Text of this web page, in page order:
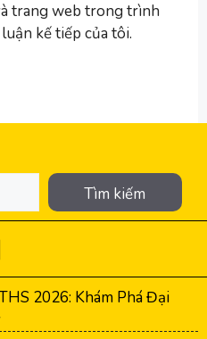
trang web trong trình
kế tiếp của tôi.
Tìm kiếm
2026: Khám Phá Đại